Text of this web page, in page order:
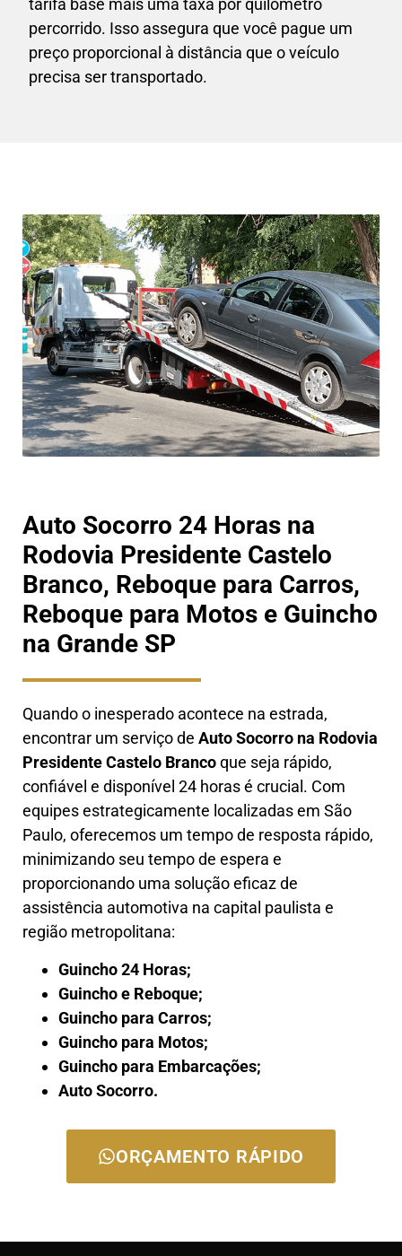
percorrido. Isso assegura que você pague um
preço proporcional à distância que o veículo
precisa ser transportado.
Auto Socorro 24 Horas na
Rodovia Presidente Castelo
Branco, Reboque para Carros,
Reboque para Motos e Guincho
na Grande SP
Quando o inesperado acontece na estrada,
encontrar um serviço de Auto Socorro na Rodovia
Presidente Castelo Brancoque seja rápido,
confiável e disponível 24 horas é crucial. Com
equipes estrategicamente localizadas em São
Paulo, oferecemos um tempo de resposta rápido,
minimizando seu tempo de espera e
proporcionando uma solução eficaz de
assistência automotiva na capital paulista e
região metropolitana:
Guincho 24 Horas;
Guincho e Reboque;
Guincho para Carros;
Guincho para Motos;
Guincho para Embarcações;
Auto Socorro.
ORÇAMENTO RÁPIDO